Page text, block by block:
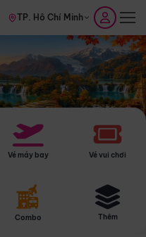
TP. Hồ Chí Minh
Vé máy bay Vé vui chơi
Combo Thêm